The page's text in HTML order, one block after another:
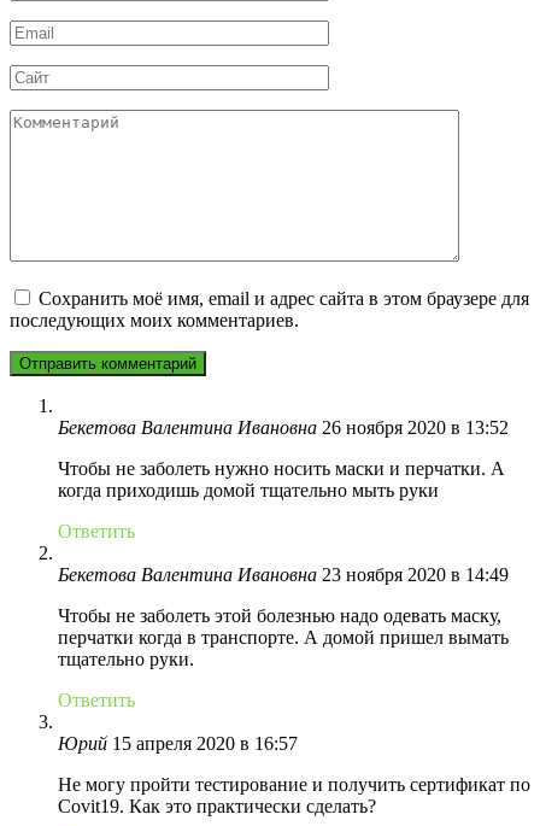
*
Email
*
Сайт
Комментарий
Сохранить моё имя, email и адрес сайта в этом браузере для
последующих моих комментариев.
Бекетова Валентина Ивановна 26 ноября 2020 в 13:52
Чтобы не заболеть нужно носить маски и перчатки. А
когда приходишь домой тщательно мыть руки
Ответить
Бекетова Валентина Ивановна 23 ноября 2020 в 14:49
Чтобы не заболеть этой болезнью надо одевать маску,
перчатки когда в транспорте. А домой пришел вымать
тщательно руки.
Ответить
Юрий 15 апреля 2020 в 16:57
Не могу пройти тестирование и получить сертификат по
Covit19. Как это практически сделать?